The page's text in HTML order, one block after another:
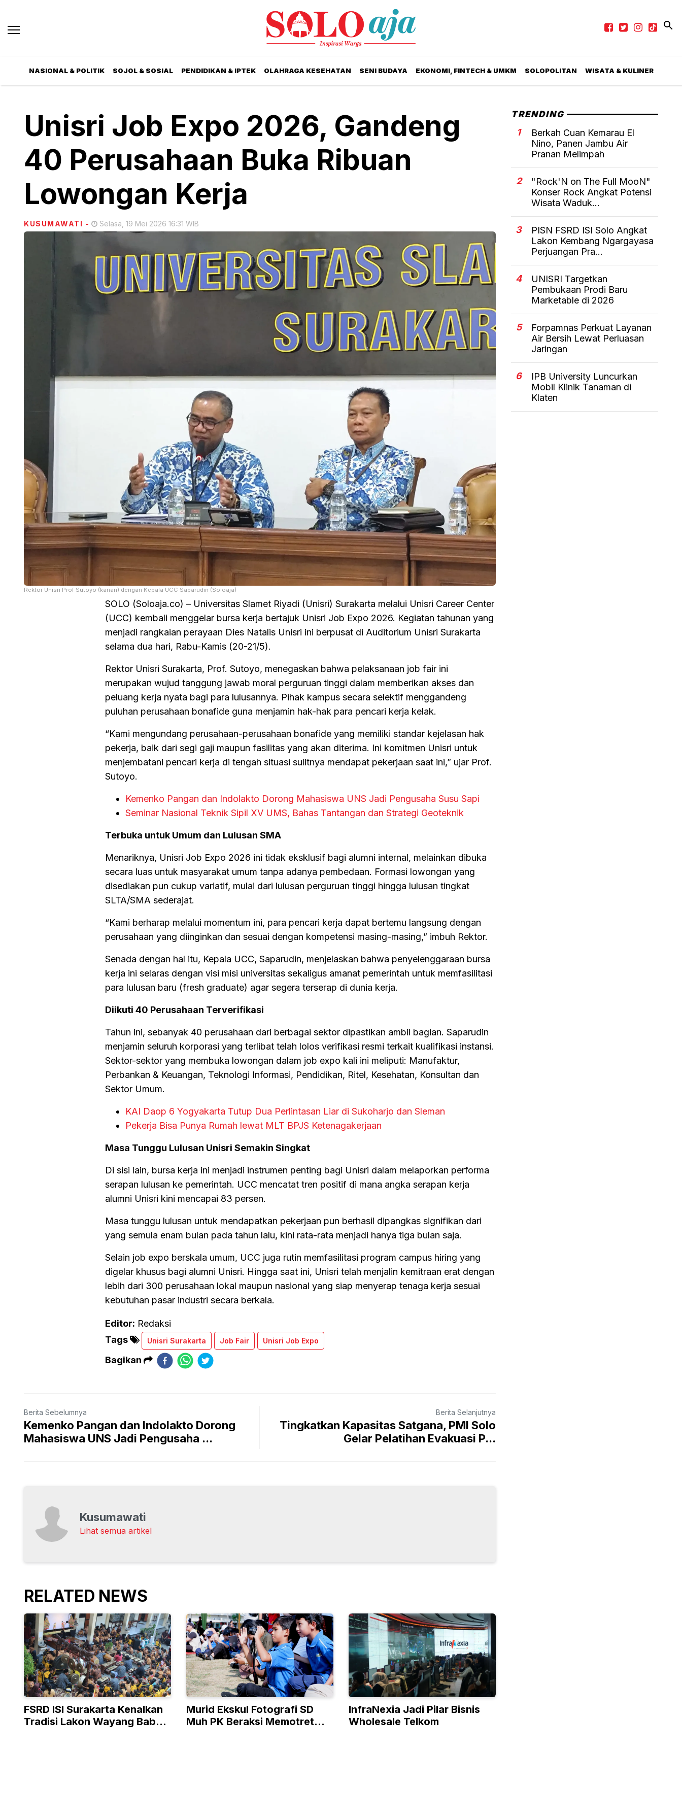
NASIONAL & POLITIK SOJOL & SOSIAL PENDIDIKAN & IPTEK OLAHRAGA KESEHATAN SENI BUDAYA EKONOMI, FINTECH & UMKM SOLOPOLITAN WISATA & KULINER
Unisri Job Expo 2026, Gandeng
40 Perusahaan Buka Ribuan
Lowongan Kerja
KUSUMAWATI - Selasa, 19 Mei 2026 16:31 WIB
Rektor Unisri Prof Sutoyo (kanan) dengan Kepala UCC Saparudin (Soloaja)
SOLO (Soloaja.co) – Universitas Slamet Riyadi (Unisri) Surakarta melalui Unisri Career Center
(UCC) kembali menggelar bursa kerja bertajuk Unisri Job Expo 2026. Kegiatan tahunan yang
menjadi rangkaian perayaan Dies Natalis Unisri ini berpusat di Auditorium Unisri Surakarta
selama dua hari, Rabu-Kamis (20-21/5).
Rektor Unisri Surakarta, Prof. Sutoyo, menegaskan bahwa pelaksanaan job fair ini
merupakan wujud tanggung jawab moral perguruan tinggi dalam memberikan akses dan
peluang kerja nyata bagi para lulusannya. Pihak kampus secara selektif menggandeng
puluhan perusahaan bonafide guna menjamin hak-hak para pencari kerja kelak.
“Kami mengundang perusahaan-perusahaan bonafide yang memiliki standar kejelasan hak
pekerja, baik dari segi gaji maupun fasilitas yang akan diterima. Ini komitmen Unisri untuk
menjembatani pencari kerja di tengah situasi sulitnya mendapat pekerjaan saat ini,” ujar Prof.
Sutoyo.
Kemenko Pangan dan Indolakto Dorong Mahasiswa UNS Jadi Pengusaha Susu Sapi
Seminar Nasional Teknik Sipil XV UMS, Bahas Tantangan dan Strategi Geoteknik
Terbuka untuk Umum dan Lulusan SMA
Menariknya, Unisri Job Expo 2026 ini tidak eksklusif bagi alumni internal, melainkan dibuka
secara luas untuk masyarakat umum tanpa adanya pembedaan. Formasi lowongan yang
disediakan pun cukup variatif, mulai dari lulusan perguruan tinggi hingga lulusan tingkat
SLTA/SMA sederajat.
“Kami berharap melalui momentum ini, para pencari kerja dapat bertemu langsung dengan
perusahaan yang diinginkan dan sesuai dengan kompetensi masing-masing,” imbuh Rektor.
Senada dengan hal itu, Kepala UCC, Saparudin, menjelaskan bahwa penyelenggaraan bursa
kerja ini selaras dengan visi misi universitas sekaligus amanat pemerintah untuk memfasilitasi
para lulusan baru (fresh graduate) agar segera terserap di dunia kerja.
Diikuti 40 Perusahaan Terverifikasi
Tahun ini, sebanyak 40 perusahaan dari berbagai sektor dipastikan ambil bagian. Saparudin
menjamin seluruh korporasi yang terlibat telah lolos verifikasi resmi terkait kualifikasi instansi.
Sektor-sektor yang membuka lowongan dalam job expo kali ini meliputi: Manufaktur,
Perbankan & Keuangan, Teknologi Informasi, Pendidikan, Ritel, Kesehatan, Konsultan dan
Sektor Umum.
KAI Daop 6 Yogyakarta Tutup Dua Perlintasan Liar di Sukoharjo dan Sleman
Pekerja Bisa Punya Rumah lewat MLT BPJS Ketenagakerjaan
Masa Tunggu Lulusan Unisri Semakin Singkat
Di sisi lain, bursa kerja ini menjadi instrumen penting bagi Unisri dalam melaporkan performa
serapan lulusan ke pemerintah. UCC mencatat tren positif di mana angka serapan kerja
alumni Unisri kini mencapai 83 persen.
Masa tunggu lulusan untuk mendapatkan pekerjaan pun berhasil dipangkas signifikan dari
yang semula enam bulan pada tahun lalu, kini rata-rata menjadi hanya tiga bulan saja.
Selain job expo berskala umum, UCC juga rutin memfasilitasi program campus hiring yang
digelar khusus bagi alumni Unisri. Hingga saat ini, Unisri telah menjalin kemitraan erat dengan
lebih dari 300 perusahaan lokal maupun nasional yang siap menyerap tenaga kerja sesuai
kebutuhan pasar industri secara berkala.
Editor: Redaksi
Tags
Unisri Surakarta Job Fair Unisri Job Expo
Bagikan
Berita Sebelumnya
Kemenko Pangan dan Indolakto Dorong
Mahasiswa UNS Jadi Pengusaha ...
Berita Selanjutnya
Tingkatkan Kapasitas Satgana, PMI Solo
Gelar Pelatihan Evakuasi P...
Kusumawati
Lihat semua artikel
RELATED NEWS
FSRD ISI Surakarta Kenalkan
Tradisi Lakon Wayang Babad
Murid Ekskul Fotografi SD
Muh PK Beraksi Memotret
InfraNexia Jadi Pilar Bisnis
Wholesale Telkom
TRENDING
1
Berkah Cuan Kemarau El
Nino, Panen Jambu Air
Pranan Melimpah
2
"Rock'N on The Full MooN"
Konser Rock Angkat Potensi
Wisata Waduk...
3
PISN FSRD ISI Solo Angkat
Lakon Kembang Ngargayasa
Perjuangan Pra...
4
UNISRI Targetkan
Pembukaan Prodi Baru
Marketable di 2026
5
Forpamnas Perkuat Layanan
Air Bersih Lewat Perluasan
Jaringan
6
IPB University Luncurkan
Mobil Klinik Tanaman di
Klaten